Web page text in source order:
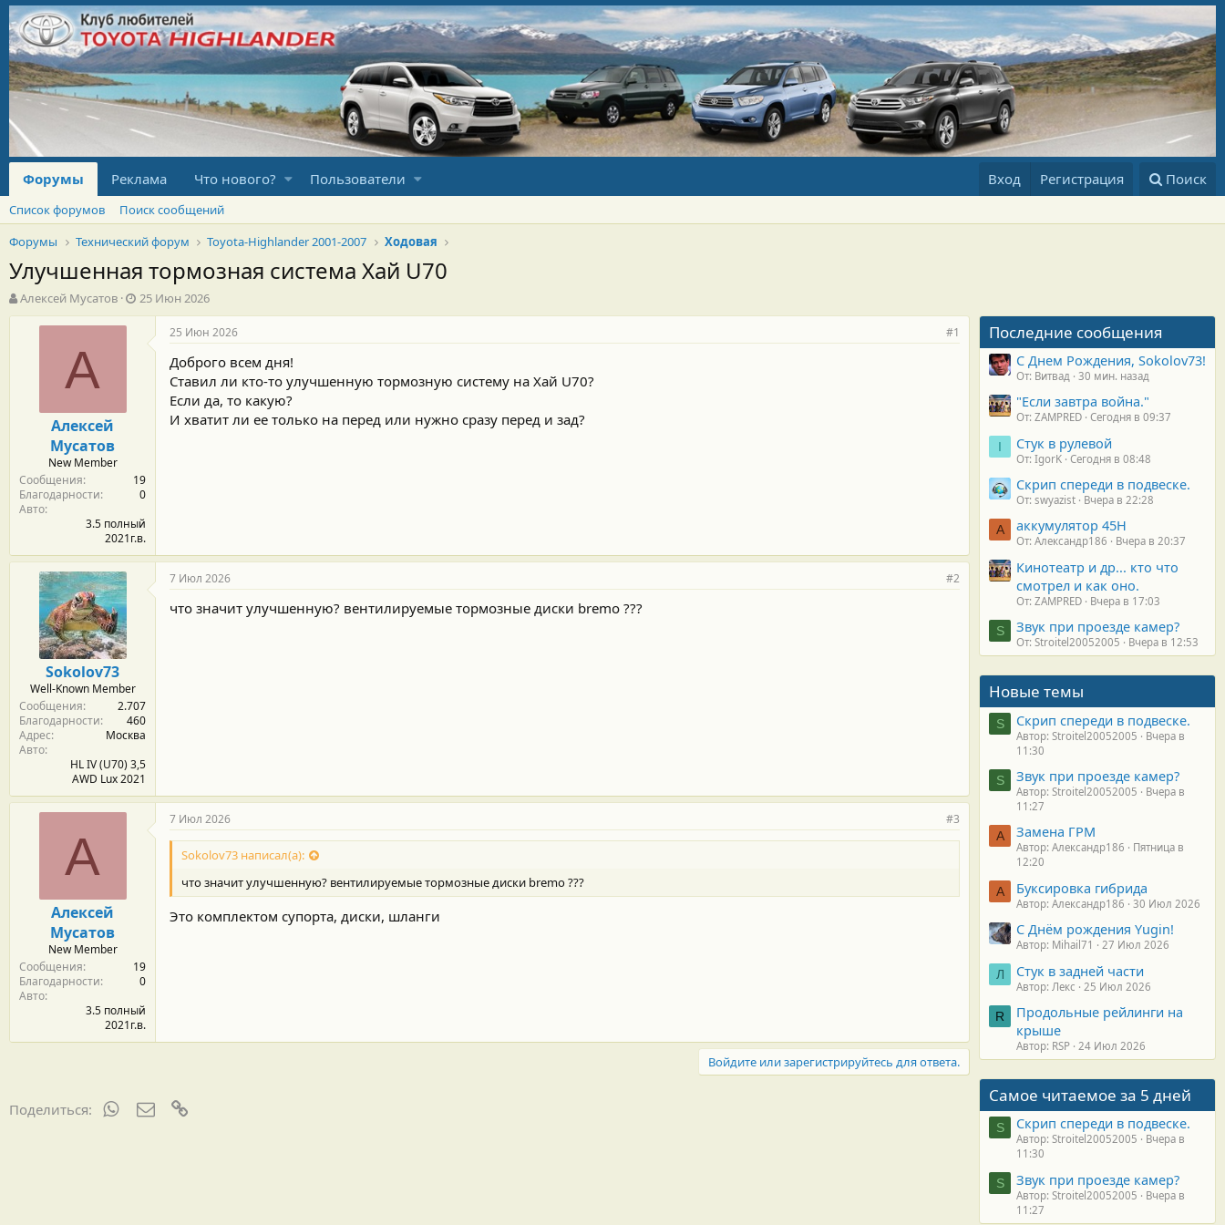
Форумы Реклама Что нового? Пользователи Вход Регистрация Поиск
Список форумов
Поиск сообщений
Форумы
Технический форум Toyota-Highlander 2001-2007 Ходовая
Улучшенная тормозная система Хай U70
А
в
Алексей Мусатов
Д
а
25 Июн 2026
А
Алексей
Мусатов
New Member
Сообщения
19
Благодарности
0
Авто
3.5 полный
2021г.в.
25 Июн 2026 #1
Доброго всем дня!
Ставил ли кто-то улучшенную тормозную систему на Хай U70?
Если да, то какую?
И хватит ли ее только на перед или нужно сразу перед и зад?
Sokolov73
Well-Known Member
Сообщения
2.707
Благодарности
460
Адрес
Москва
Авто
HL IV (U70) 3,5
AWD Lux 2021
7 Июл 2026 #2
что значит улучшенную? вентилируемые тормозные диски bremo ???
А
Алексей
Мусатов
New Member
Сообщения
19
Благодарности
0
Авто
3.5 полный
2021г.в.
7 Июл 2026 #3
Sokolov73 написал(а):
что значит улучшенную? вентилируемые тормозные диски bremo ???
Это комплектом супорта, диски, шланги
Войдите или зарегистрируйтесь для ответа.
Поделиться: WhatsAppЭлектронная почта
Последние сообщения
С Днем Рождения, Sokolov73!
От: Витвад 30 мин. назад
"Если завтра война."
От: ZAMPRED Сегодня в 09:37
I Стук в рулевой
От: IgorK Сегодня в 08:48
Скрип спереди в подвеске.
От: swyazist Вчера в 22:28
А аккумулятор 45H
От: Александр186 Вчера в 20:37
Кинотеатр и др... кто что
смотрел и как оно.
От: ZAMPRED Вчера в 17:03
S Звук при проезде камер?
От: Stroitel20052005 Вчера в 12:53
Новые темы
S Скрип спереди в подвеске.
Автор: Stroitel20052005
Вчера в
11:30
S Звук при проезде камер?
Автор: Stroitel20052005
Вчера в
11:27
А Замена ГРМ
Автор: Александр186
Пятница в
12:20
А Буксировка гибрида
Автор: Александр186 30 Июл 2026
С Днём рождения Yugin!
Автор: Mihail71 27 Июл 2026
Л Стук в задней части
Автор: Лекс 25 Июл 2026
R
Продольные рейлинги на
крыше
Автор: RSP 24 Июл 2026
Самое читаемое за 5 дней
S Скрип спереди в подвеске.
Автор: Stroitel20052005
Вчера в
11:30
S Звук при проезде камер?
Автор: Stroitel20052005
Вчера в
11:27